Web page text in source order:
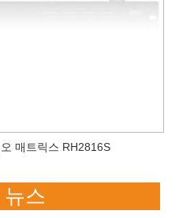
매트릭스 RH2816S
스